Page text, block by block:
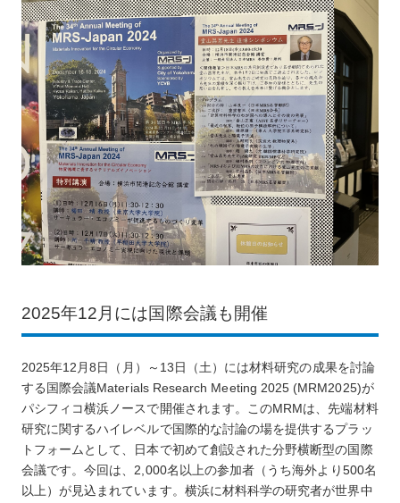
2025年12月には国際会議も開催
2025年12月8日（月）～13日（土）には材料研究の成果を討論
する国際会議Materials Research Meeting 2025 (MRM2025)が
パシフィコ横浜ノースで開催されます。このMRMは、先端材料
研究に関するハイレベルで国際的な討論の場を提供するプラッ
トフォームとして、日本で初めて創設された分野横断型の国際
会議です。今回は、2,000名以上の参加者（うち海外より500名
以上）が見込まれています。横浜に材料科学の研究者が世界中